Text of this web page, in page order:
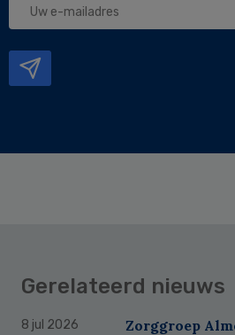
Gerelateerd nieuws
8 jul 2026
Zorggroep